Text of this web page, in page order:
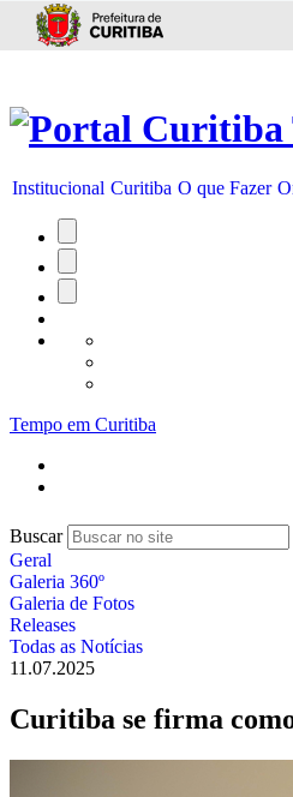
Ir para conteúdo
Institucional Curitiba O que Fazer
Tempo em Curitiba
Buscar
Geral
Galeria 360º
Galeria de Fotos
Releases
Todas as Notícias
11.07.2025
Curitiba se firma